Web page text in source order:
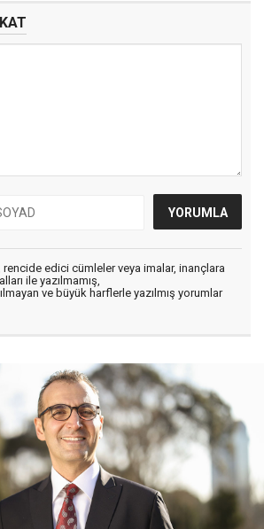
rencide edici cümleler veya imalar, inançlara
ile yazılmamış,
ve büyük harflerle yazılmış yorumlar